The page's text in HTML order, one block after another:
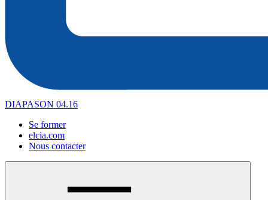
DIAPASON 04.16
Se former
elcia.com
Nous contacter